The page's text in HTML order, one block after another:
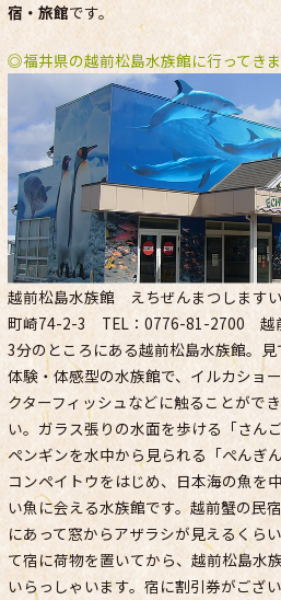
宿・旅館です。
◎福井県の越前松島水族館に行ってき
越前松島水族館 えちぜんまつします
町崎74-2-3 TEL：0776-81-2700 越
3分のところにある越前松島水族館。見
体験・体感型の水族館で、イルカショ
クターフィッシュなどに触ることがで
い。ガラス張りの水面を歩ける「さん
ペンギンを水中から見られる「ぺんぎ
コンペイトウをはじめ、日本海の魚を
い魚に会える水族館です。越前蟹の民
にあって窓からアザラシが見えるくら
て宿に荷物を置いてから、越前松島水
いらっしゃいます。宿に割引券がござ